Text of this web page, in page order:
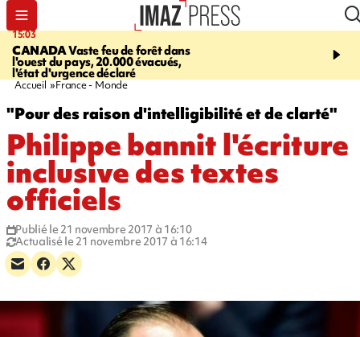
15:03
CANADAVaste feu de forêt dans
l'ouest du pays, 20.000 évacués,
l'état d'urgence déclaré
19:21
CONTRÔLES
end, 109 infractions
Accueil France - Monde
"Pour des raison d'intelligibilité et de clarté"
Philippe bannit l'écriture
inclusive des textes
officiels
Publié le 21 novembre 2017 à 16:10
Actualisé le 21 novembre 2017 à 16:14